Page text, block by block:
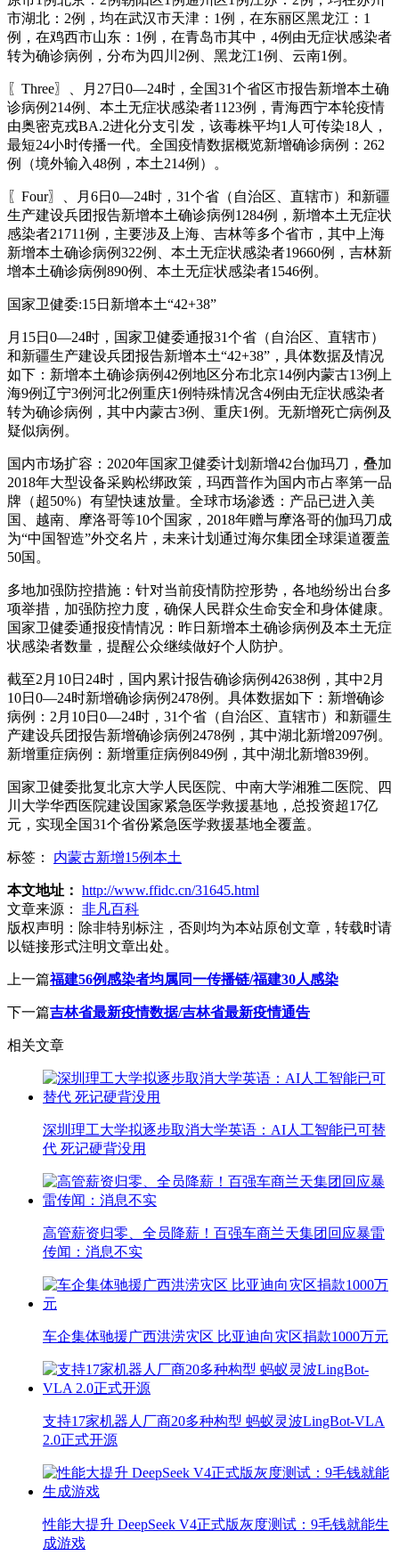
市湖北：2例，均在武汉市天津：1例，在东丽区黑龙江：1
例，在鸡西市山东：1例，在青岛市其中，4例由无症状感染者
转为确诊病例，分布为四川2例、黑龙江1例、云南1例。
〖Three〗、月27日0—24时，全国31个省区市报告新增本土确
诊病例214例、本土无症状感染者1123例，青海西宁本轮疫情
由奥密克戎BA.2进化分支引发，该毒株平均1人可传染18人，
最短24小时传播一代。全国疫情数据概览新增确诊病例：262
例（境外输入48例，本土214例）。
〖Four〗、月6日0—24时，31个省（自治区、直辖市）和新疆
生产建设兵团报告新增本土确诊病例1284例，新增本土无症状
感染者21711例，主要涉及上海、吉林等多个省市，其中上海
新增本土确诊病例322例、本土无症状感染者19660例，吉林新
增本土确诊病例890例、本土无症状感染者1546例。
国家卫健委:15日新增本土“42+38”
月15日0—24时，国家卫健委通报31个省（自治区、直辖市）
和新疆生产建设兵团报告新增本土“42+38”，具体数据及情况
如下：新增本土确诊病例42例地区分布北京14例内蒙古13例上
海9例辽宁3例河北2例重庆1例特殊情况含4例由无症状感染者
转为确诊病例，其中内蒙古3例、重庆1例。无新增死亡病例及
疑似病例。
国内市场扩容：2020年国家卫健委计划新增42台伽玛刀，叠加
2018年大型设备采购松绑政策，玛西普作为国内市占率第一品
牌（超50%）有望快速放量。全球市场渗透：产品已进入美
国、越南、摩洛哥等10个国家，2018年赠与摩洛哥的伽玛刀成
为“中国智造”外交名片，未来计划通过海尔集团全球渠道覆盖
50国。
多地加强防控措施：针对当前疫情防控形势，各地纷纷出台多
项举措，加强防控力度，确保人民群众生命安全和身体健康。
国家卫健委通报疫情情况：昨日新增本土确诊病例及本土无症
状感染者数量，提醒公众继续做好个人防护。
截至2月10日24时，国内累计报告确诊病例42638例，其中2月
10日0—24时新增确诊病例2478例。具体数据如下：新增确诊
病例：2月10日0—24时，31个省（自治区、直辖市）和新疆生
产建设兵团报告新增确诊病例2478例，其中湖北新增2097例。
新增重症病例：新增重症病例849例，其中湖北新增839例。
国家卫健委批复北京大学人民医院、中南大学湘雅二医院、四
川大学华西医院建设国家紧急医学救援基地，总投资超17亿
元，实现全国31个省份紧急医学救援基地全覆盖。
标签： 内蒙古新增15例本土
本文地址： http://www.ffidc.cn/31645.html
文章来源：
非凡百科
版权声明： 除非特别标注，否则均为本站原创文章，转载时请
以链接形式注明文章出处。
上一篇福建56例感染者均属同一传播链/福建30人感染
下一篇吉林省最新疫情数据/吉林省最新疫情通告
相关文章
深圳理工大学拟逐步取消大学英语：AI人工智能已可替
代 死记硬背没用
高管薪资归零、全员降薪！百强车商兰天集团回应暴雷
传闻：消息不实
车企集体驰援广西洪涝灾区 比亚迪向灾区捐款1000万元
支持17家机器人厂商20多种构型 蚂蚁灵波LingBot-VLA
2.0正式开源
性能大提升 DeepSeek V4正式版灰度测试：9毛钱就能生
成游戏